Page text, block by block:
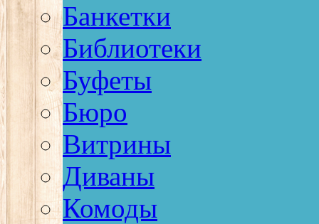
Банкетки
Библиотеки
Буфеты
Бюро
Витрины
Диваны
Комоды